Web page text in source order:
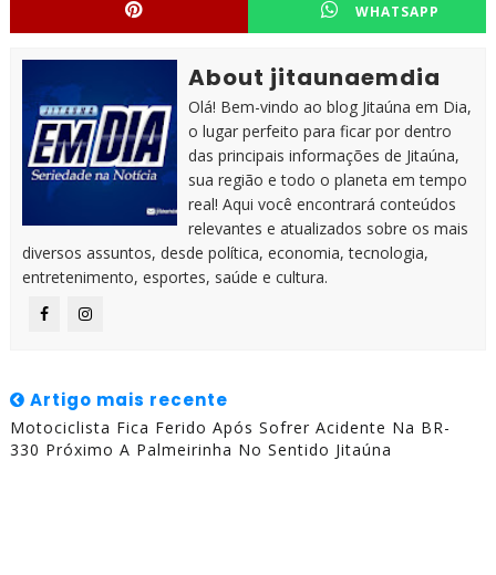
WHATSAPP
About jitaunaemdia
Olá! Bem-vindo ao blog Jitaúna em Dia,
o lugar perfeito para ficar por dentro
das principais informações de Jitaúna,
sua região e todo o planeta em tempo
real! Aqui você encontrará conteúdos
relevantes e atualizados sobre os mais
diversos assuntos, desde política, economia, tecnologia,
entretenimento, esportes, saúde e cultura.
Artigo mais recente
Motociclista Fica Ferido Após Sofrer Acidente Na BR-
330 Próximo A Palmeirinha No Sentido Jitaúna